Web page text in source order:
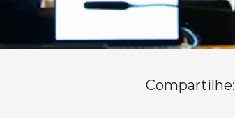
Compartilhe: